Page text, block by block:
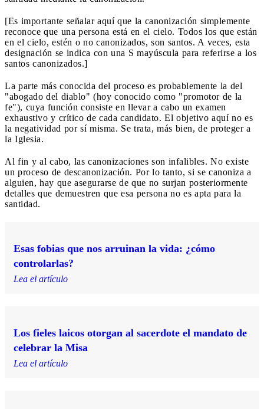
[Es importante señalar aquí que la canonización simplemente
reconoce que una persona está en el cielo. Todos los que están
en el cielo, estén o no canonizados, son santos. A veces, esta
designación se indica con una S mayúscula para referirse a los
santos canonizados.]
La parte más conocida del proceso es probablemente la del
"abogado del diablo" (hoy conocido como "promotor de la
fe"), cuya función consiste en llevar a cabo un examen
exhaustivo y crítico de cada candidato. El objetivo aquí no es
la negatividad por sí misma. Se trata, más bien, de proteger a
la Iglesia.
Al fin y al cabo, las canonizaciones son infalibles. No existe
un proceso de descanonización. Por lo tanto, si se canoniza a
alguien, hay que asegurarse de que no surjan posteriormente
detalles que demuestren que esa persona no es apta para la
santidad.
Esas fobias que nos arruinan la vida: ¿cómo
controlarlas?
Lea el artículo
Los fieles laicos otorgan al sacerdote el mandato de
celebrar la Misa
Lea el artículo